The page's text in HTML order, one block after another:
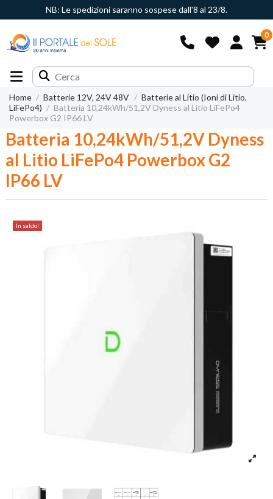
NB: Le spedizioni saranno sospese dall'8 al 23/8.
0
Home Batterie 12V, 24V 48V
Batterie al Litio (Ioni di Litio,
LiFePo4)
Batteria 10,24kWh/51,2V Dyness al Litio LiFePo4
Powerbox G2 IP66 LV
Batteria 10,24kWh/51,2V Dyness
al Litio LiFePo4 Powerbox G2
IP66 LV
In saldo!